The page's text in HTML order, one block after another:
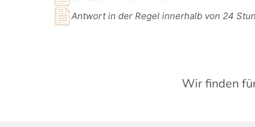
Antwort in der Regel innerhalb von 24
Wir finden